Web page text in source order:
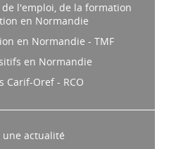
l'emploi, de la formation
en Normandie
en Normandie - TMF
en Normandie
Carif-Oref - RCO
une actualité